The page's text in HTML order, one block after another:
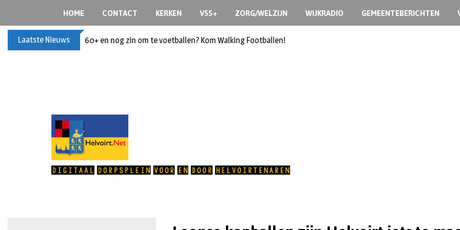
HOME CONTACT KERKEN V55+ ZORG/WELZIJN WIJKRADIO GEMEENTEBERICHTEN
Laatste Nieuws 60+ en nog zin om te voetballen? Kom Walking Footballen!